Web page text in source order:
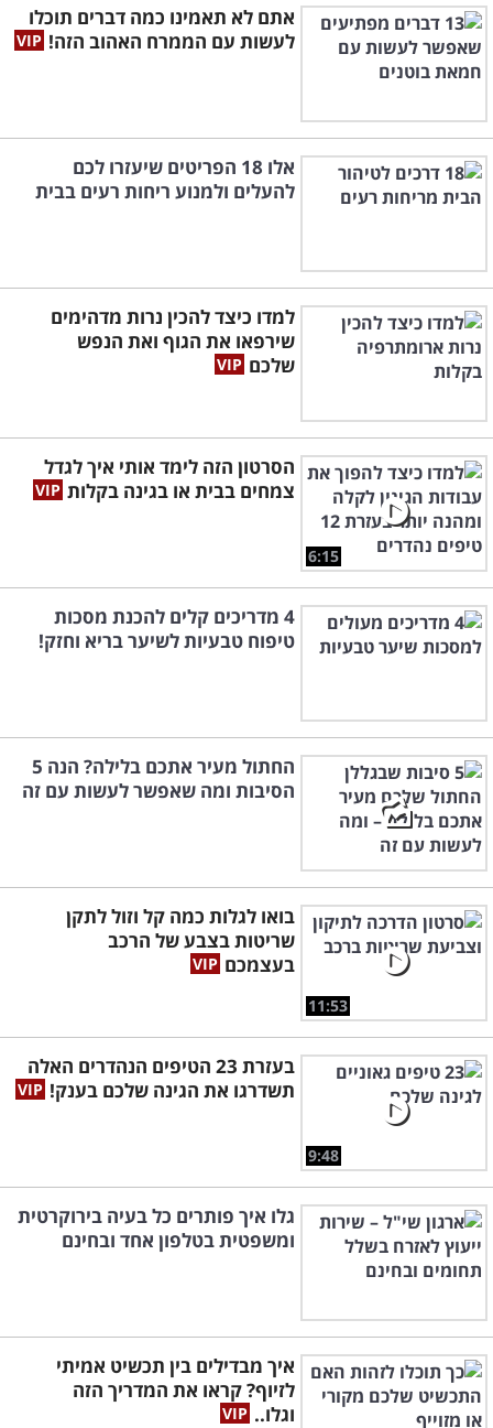
אתם לא תאמינו כמה דברים תוכלו
לעשות עם הממרח האהוב הזה!
אלו 18 הפריטים שיעזרו לכם
להעלים ולמנוע ריחות רעים בבית
למדו כיצד להכין נרות מדהימים
שירפאו את הגוף ואת הנפש
שלכם
6:15
הסרטון הזה לימד אותי איך לגדל
צמחים בבית או בגינה בקלות
4 מדריכים קלים להכנת מסכות
טיפוח טבעיות לשיער בריא וחזק!
החתול מעיר אתכם בלילה? הנה 5
הסיבות ומה שאפשר לעשות עם זה
11:53
בואו לגלות כמה קל וזול לתקן
שריטות בצבע של הרכב
בעצמכם
9:48
בעזרת 23 הטיפים הנהדרים האלה
תשדרגו את הגינה שלכם בענק!
גלו איך פותרים כל בעיה בירוקרטית
ומשפטית בטלפון אחד ובחינם
איך מבדילים בין תכשיט אמיתי
לזיוף? קראו את המדריך הזה
וגלו..